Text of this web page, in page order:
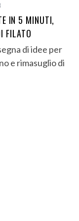
IN 5 MINUTI,
FILATO
di idee per
e rimasuglio di